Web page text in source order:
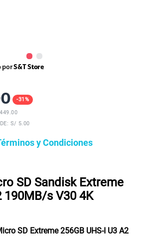
porS&T Store
-31%
449.00
S/ 5.00
y Condiciones
SD Sandisk Extreme
190MB/s V30 4K
SD Extreme 256GB UHS-I U3 A2